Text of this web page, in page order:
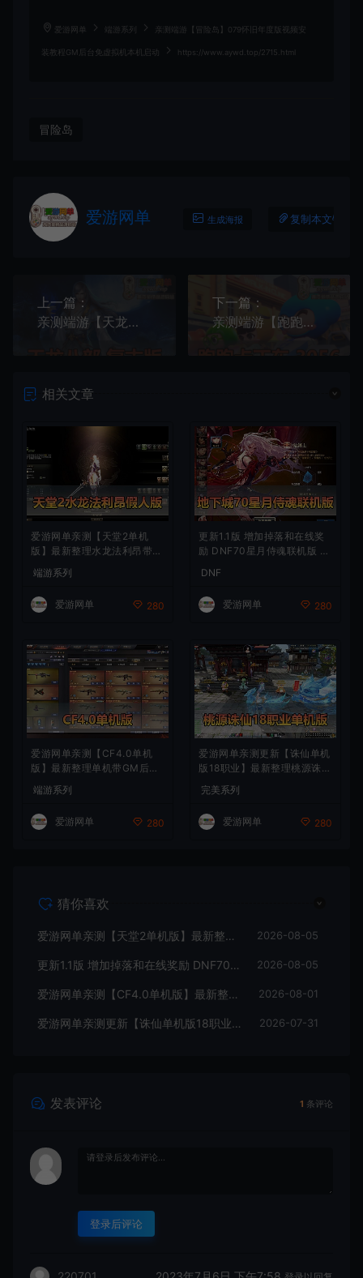
爱游网单 端游系列 亲测端游【冒险岛】079怀旧年度版视频安
装教程GM后台免虚拟机本机启动 https://www.aywd.top/2715.html
冒险岛
爱游网单 生成海报 复制本文链接
上一篇：
亲测端游【天龙八部】豪侠复古11门派虚拟机一键端视频安装教程GM工具
下一篇：
亲测端游【跑跑卡丁车】3056国服最新单机一键端 增加新车 1920分辨率 断网也能玩
相关文章
爱游网单亲测【天堂2单机
版】最新整理水龙法利昂带假
能GM控制台 可发物品装备
虚拟机一键端 视频安装教学
端游系列
爱游网单 280
更新1.1版 增加掉落和在线奖
励 DNF70星月侍魂联机版 丰
辟邪玉 皮肤外观 BUFF技能徽
章 史诗装备特效徽章 技能宝
珠等 在线点 装备靠爆
DNF
爱游网单 280
爱游网单亲测【CF4.0单机
版】最新整理单机带GM后台
可添加全物品装备 人机对战
可选难度 带单机内辅 一键启
动视频教学
端游系列
爱游网单 280
爱游网单亲测更新【诛仙单机
版18职业】最新整理桃源诛仙
精修第4版 配套GM工具可发
物品装备点券 配套工具大全
虚拟机一键端 视频安装教学
+手工端文本教学
完美系列
爱游网单 280
猜你喜欢
爱游网单亲测【天堂2单机版】最新整理水龙法利昂带假人商业端制作单机 内置多功能GM控制台 可发物品装备 虚拟机一键端 视频安装教学 2026-08-05
更新1.1版 增加掉落和在线奖励 DNF70星月侍魂联机版 丰富异次元技能装备词条 护石 辟邪玉 皮肤外观 BUFF技能徽章 史诗装备特效徽章 技能宝珠等 在线点 装备靠爆 2026-08-05
爱游网单亲测【CF4.0单机版】最新整理单机带GM后台可添加全物品装备 人机对战可选难度 带单机内辅 一键启动视频教学 2026-08-01
爱游网单亲测更新【诛仙单机版18职业】最新整理桃源诛仙精修第4版 配套GM工具可发物品装备点券 配套工具大全 虚拟机一键端 视频安装教学+手工端文本教学 2026-07-31
发表评论 1 条评论
登录后评论